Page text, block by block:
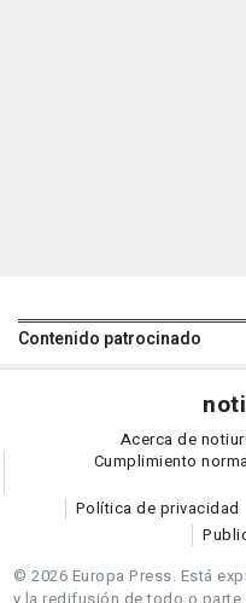
Contenido patrocinado
noti
Acerca de
Cumplimiento
Política de privacidad
© 2026 Europa Press. Está